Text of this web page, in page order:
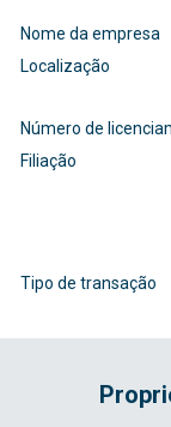
Nome da empresa
Localização
Número de
Filiação
Tipo de transação